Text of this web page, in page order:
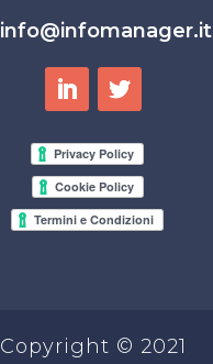
info@infomanager.it
Copyright © 2021